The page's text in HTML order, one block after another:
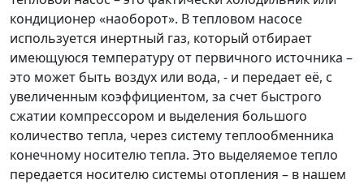
кондиционер «наоборот». В тепловом насосе
используется инертный газ, который отбирает
имеющуюся температуру от первичного источника –
это может быть воздух или вода, - и передает её, с
увеличенным коэффициентом, за счет быстрого
сжатии компрессором и выделения большого
количество тепла, через систему теплообменника
конечному носителю тепла. Это выделяемое тепло
передается носителю системы отопления – в нашем